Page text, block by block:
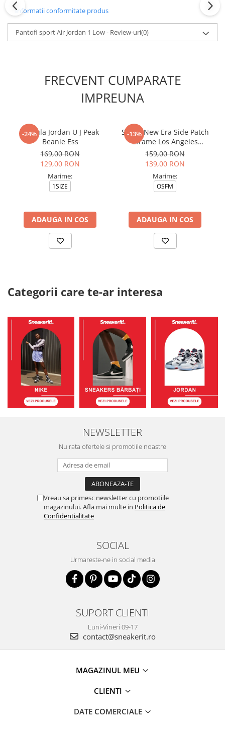
Informatii conformitate produs
Pantofi sport Air Jordan 1 Low - Review-uri(0)
FRECVENT CUMPARATE
IMPREUNA
-24%
Caciula Jordan U J Peak
Beanie Ess
169,00 RON
129,00 RON
Marime:
1SIZE
ADAUGA IN COS
-13%
Sapca New Era Side Patch
Eframe Los Angeles
Dodgers Brs
159,00 RON
139,00 RON
Marime:
OSFM
ADAUGA IN COS
Categorii care te-ar interesa
NEWSLETTER
Nu rata ofertele si promotiile noastre
Vreau sa primesc newsletter cu promotiile
magazinului. Afla mai multe in Politica de
Confidentialitate
SOCIAL
Urmareste-ne in social media
SUPORT CLIENTI
Luni-Vineri 09-17
contact@sneakerit.ro
MAGAZINUL MEU
CLIENTI
DATE COMERCIALE